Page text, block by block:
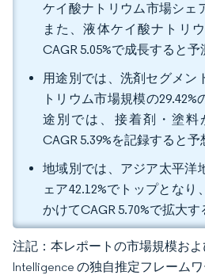
ケイ酸ナトリウム市場シェ
また、液体ケイ酸ナトリ
CAGR 5.05%で成長すると予
用途別では、洗剤セグメン
トリウム市場規模の
途別では、接着剤・塗料
CAGR 5.39%を記録すると予
地域別では、アジア太平洋
ェア42.12%でトップとなり
かけてCAGR 5.70%で拡大す
注記：本レポートの市場規模お
Intelligence の独自推定フレーム